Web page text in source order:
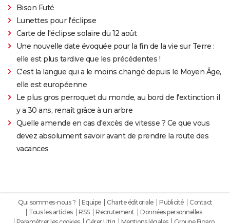
Bison Futé
Lunettes pour l'éclipse
Carte de l'éclipse solaire du 12 août
Une nouvelle date évoquée pour la fin de la vie sur Terre :
elle est plus tardive que les précédentes !
C'est la langue qui a le moins changé depuis le Moyen Âge,
elle est européenne
Le plus gros perroquet du monde, au bord de l'extinction il
y a 30 ans, renaît grâce à un arbre
Quelle amende en cas d'excès de vitesse ? Ce que vous
devez absolument savoir avant de prendre la route des
vacances
Qui sommes-nous ? Equipe Charte éditoriale Publicité
Contact
Tous les articles
RSS Recrutement
Données personnelles